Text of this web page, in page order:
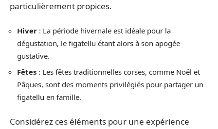
particulièrement propices.
Hiver : La période hivernale est idéale pour la
dégustation, le figatellu étant alors à son apogée
gustative.
Fêtes : Les fêtes traditionnelles corses, comme Noël et
Pâques, sont des moments privilégiés pour partager un
figatellu en famille.
Considérez ces éléments pour une expérience